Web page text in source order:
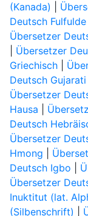
(Kanada)
Deutsch Fulfulde
Übersetzer
Übersetzer
Griechisch|
Deutsch Gujarati
Übersetzer
Hausa
Deutsch
Übersetzer
Hmong
Deutsch Igbo
Übersetzer
Inuktitut (lat.
(Silbenschrift)